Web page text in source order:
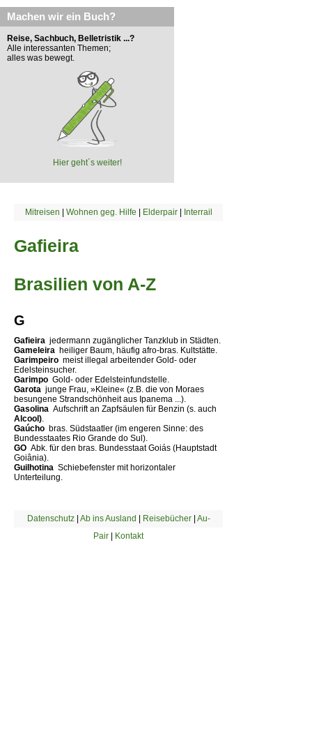
Machen wir ein Buch?
Reise, Sachbuch, Belletristik ...?
Alle interessanten Themen;
alles was bewegt.
Hier geht´s weiter!
Mitreisen | Wohnen geg. Hilfe | Elderpair| Interrail
Gafieira
Brasilien von A-Z
G
Gafieira  jedermann zugänglicher Tanzklub in Städten.
Gameleira  heiliger Baum, häufig afro-bras. Kultstätte.
Garimpeiro  meist illegal arbeitender Gold- oder
Edelsteinsucher.
Garimpo  Gold- oder Edelsteinfundstelle.
Garota  junge Frau, »Kleine« (z.B. die von Moraes
besungene Strandschönheit aus Ipanema ...).
Gasolina  Aufschrift an Zapfsäulen für Benzin (s. auch
Alcool)
Gaúcho  bras. Südstaatler (im engeren Sinne: des
Bundesstaates Rio Grande do Sul).
GO  Abk. für den bras. Bundesstaat Goiás (Hauptstadt
Goiânia).
Guilhotina  Schiebefenster mit horizontaler
Unterteilung.
Datenschutz| Ab ins Ausland | Reisebücher| Au-
Pair | Kontakt